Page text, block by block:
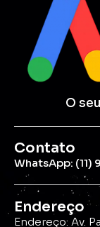
O
Contato
WhatsApp: (11)
Endereço
Endereço: Av.